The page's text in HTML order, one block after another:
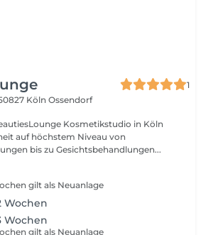
1
Köln Ossendorf
Kosmetikstudio in Köln
bis zu Gesichtsbehandlungen...
gilt als Neuanlage
Wochen
Wochen
gilt als Neuanlage